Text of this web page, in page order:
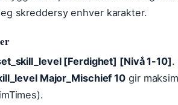
skreddersy enhver karakter.
[Ferdighet] [Nivå 1-10].
Major_Mischief 10 gir